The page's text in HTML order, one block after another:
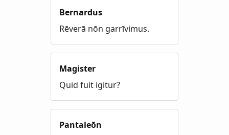
Bernardus
Rēverā nōn garrīvimus.
Magister
Quid fuit igitur?
Pantaleōn